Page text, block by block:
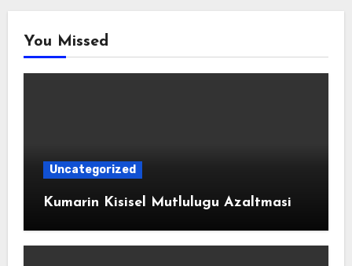
You Missed
Uncategorized
Kumarin Kisisel Mutlulugu Azaltmasi